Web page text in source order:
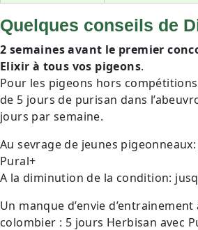
Quelques conseils de
2 semaines avant le premier
Elixir à tous vos pigeons.
Pour les pigeons hors
de 5 jours de purisan dans
jours par semaine.
Au sevrage de jeunes pigeonneaux:
Pural+
A la diminution de la condition:
Un manque d’envie
colombier : 5 jours Herbisan avec